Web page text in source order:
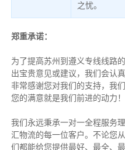
之忧。
郑重承诺：
为了提高苏州到遵义专线线路
出宝贵意见或建议，我们会认
非常感谢您对我们的支持，我
您的满意就是我们前进的动力！
我们永远秉承一对一全程服务
汇物流的每一位客户。不论您
们都能给您提供最好、最全、